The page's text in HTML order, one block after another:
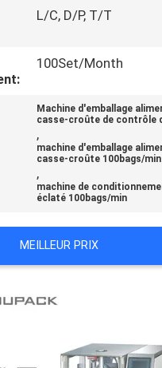
L/C, D/P, T/T
100Set/Month
Machine d'emballage
casse-croûte de contrôle
,
machine d'emballage
casse-croûte 100bags/min
,
machine de
éclaté 100bags/min
MEILLEUR PRIX